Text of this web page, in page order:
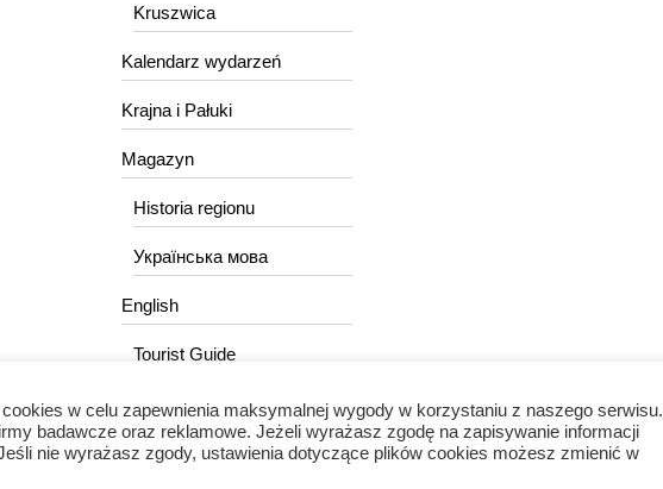
Kruszwica
Kalendarz wydarzeń
Krajna i Pałuki
Magazyn
Historia regionu
Українська мова
English
Tourist Guide
w celu zapewnienia maksymalnej wygody w korzystaniu z naszego serwisu.
badawcze oraz reklamowe. Jeżeli wyrażasz zgodę na zapisywanie informacji
nie wyrażasz zgody, ustawienia dotyczące plików cookies możesz zmienić w